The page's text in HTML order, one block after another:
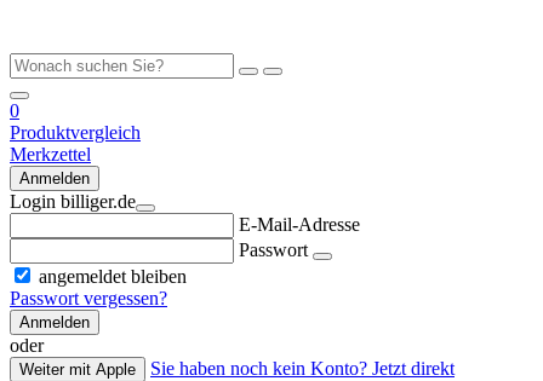
0
Produktvergleich
Merkzettel
Anmelden
Login billiger.de
E-Mail-Adresse
Passwort
angemeldet bleiben
Passwort vergessen?
Anmelden
oder
Weiter mit Apple
Sie haben noch kein Konto? Jetzt direkt